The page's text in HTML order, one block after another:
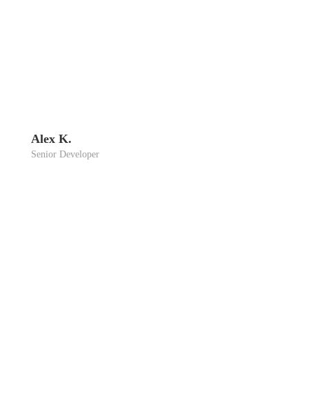
Alex K.
Seni­or Deve­lo­per